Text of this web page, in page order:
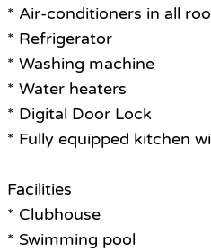
* Air-conditioners in all
* Refrigerator
* Washing machine
* Water heaters
* Digital Door Lock
* Fully equipped kitchen
Facilities
* Clubhouse
* Swimming pool